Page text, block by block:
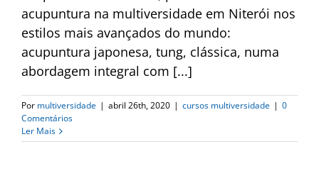
acupuntura na multiversidade em Niterói nos
estilos mais avançados do mundo:
acupuntura japonesa, tung, clássica, numa
abordagem integral com [...]
Por multiversidade | abril 26th, 2020 | cursos multiversidade | 0
Comentários
Ler Mais